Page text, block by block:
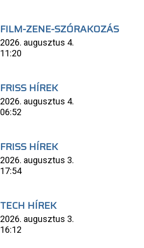
FILM-ZENE-SZÓRAKOZÁS
2026. augusztus 4.
11:20
FRISS HÍREK
2026. augusztus 4.
06:52
FRISS HÍREK
2026. augusztus 3.
17:54
TECH HÍREK
2026. augusztus 3.
16:12